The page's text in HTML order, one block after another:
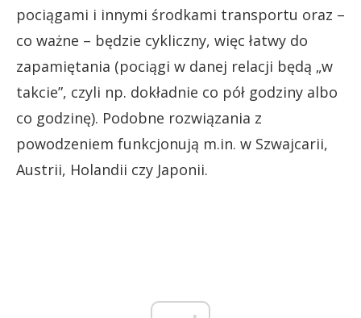
pociągami i innymi środkami transportu oraz –
co ważne – będzie cykliczny, więc łatwy do
zapamiętania (pociągi w danej relacji będą „w
takcie”, czyli np. dokładnie co pół godziny albo
co godzinę). Podobne rozwiązania z
powodzeniem funkcjonują m.in. w Szwajcarii,
Austrii, Holandii czy Japonii.